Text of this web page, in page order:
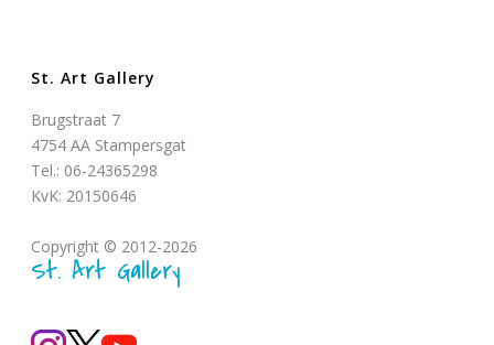
St. Art Gallery
Brugstraat 7
4754 AA Stampersgat
Tel.: 06-24365298
KvK: 20150646
Copyright © 2012-2026
St. Art Gallery